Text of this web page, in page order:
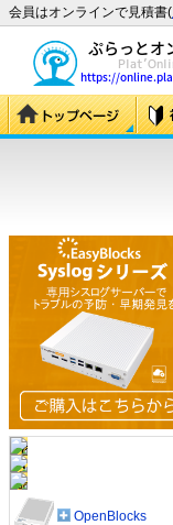
会員はオンラインで見積書(
OpenBlocks